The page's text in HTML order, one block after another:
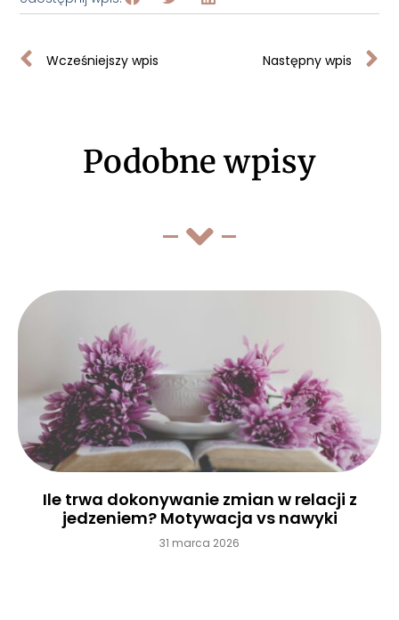
Wcześniejszy wpis Następny wpis
Podobne wpisy
Ile trwa dokonywanie zmian w relacji z
jedzeniem? Motywacja vs nawyki
31 marca 2026